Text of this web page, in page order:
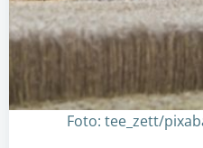
Foto: tee_zett/